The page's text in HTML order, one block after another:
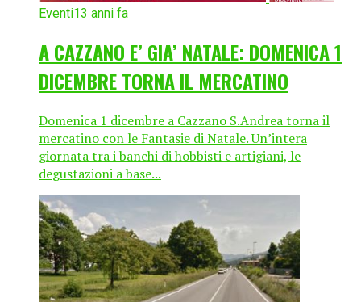
Eventi13 anni fa
A CAZZANO E’ GIA’ NATALE: DOMENICA 1
DICEMBRE TORNA IL MERCATINO
Domenica 1 dicembre a Cazzano S.Andrea torna il
mercatino con le Fantasie di Natale. Un’intera
giornata tra i banchi di hobbisti e artigiani, le
degustazioni a base...